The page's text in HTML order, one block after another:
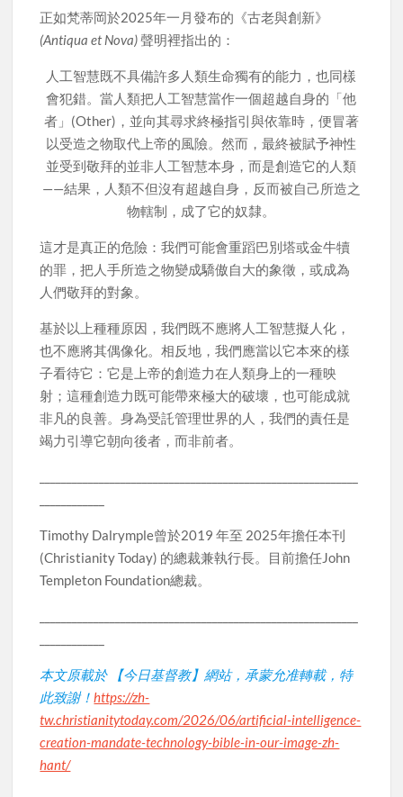
正如梵蒂岡於2025年一月發布的《古老與創新》
(Antiqua et Nova)聲明裡指出的：
人工智慧既不具備許多人類生命獨有的能力，也同樣
會犯錯。當人類把人工智慧當作一個超越自身的「他
者」(Other)，並向其尋求終極指引與依靠時，便冒著
以受造之物取代上帝的風險。然而，最終被賦予神性
並受到敬拜的並非人工智慧本身，而是創造它的人類
——結果，人類不但沒有超越自身，反而被自己所造之
物轄制，成了它的奴隸。
這才是真正的危險：我們可能會重蹈巴別塔或金牛犢
的罪，把人手所造之物變成驕傲自大的象徵，或成為
人們敬拜的對象。
基於以上種種原因，我們既不應將人工智慧擬人化，
也不應將其偶像化。相反地，我們應當以它本來的樣
子看待它：它是上帝的創造力在人類身上的一種映
射；這種創造力既可能帶來極大的破壞，也可能成就
非凡的良善。身為受託管理世界的人，我們的責任是
竭力引導它朝向後者，而非前者。
Timothy Dalrymple曾於2019 年至 2025年擔任本刊
(Christianity Today) 的總裁兼執行長。目前擔任John
Templeton Foundation總裁。
本文原載於 【今日基督教】網站，承蒙允准轉載，特
此致謝！https://zh-
tw.christianitytoday.com/2026/06/artificial-intelligence-
creation-mandate-technology-bible-in-our-image-zh-
hant/